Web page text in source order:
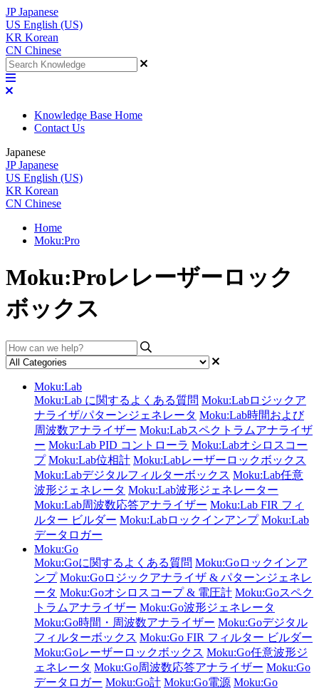
JP Japanese
US English (US)
KR Korean
CN Chinese
Knowledge Base Home
Contact Us
Japanese
JP Japanese
US English (US)
KR Korean
CN Chinese
Home
Moku:Pro
Moku:Proレレーザーロック
ボックス
Moku:Lab
Moku:Lab に関するよくある質問 Moku:Labロジックア
ナライザ/パターンジェネレータ Moku:Lab時間および
周波数アナライザー Moku:Labスペクトラムアナライザ
ー Moku:Lab PID コントローラ Moku:Labオシロスコー
プ Moku:Lab位相計 Moku:Labレーザーロックボックス
Moku:Labデジタルフィルターボックス Moku:Lab任意
波形ジェネレータ Moku:Lab波形ジェネレーター
Moku:Lab周波数応答アナライザー Moku:Lab FIR フィ
ルター ビルダー Moku:Labロックインアンプ Moku:Lab
データロガー
Moku:Go
Moku:Goに関するよくある質問 Moku:Goロックインア
ンプ Moku:Goロジックアナライザ & パターンジェネレ
ータ Moku:Goオシロスコープ & 電圧計 Moku:Goスペク
トラムアナライザー Moku:Go波形ジェネレータ
Moku:Go時間・周波数アナライザー Moku:Goデジタル
フィルターボックス Moku:Go FIR フィルター ビルダー
Moku:Goレーザーロックボックス Moku:Go任意波形ジ
ェネレータ Moku:Go周波数応答アナライザー Moku:Go
データロガー Moku:Go計 Moku:Go電源 Moku:Go